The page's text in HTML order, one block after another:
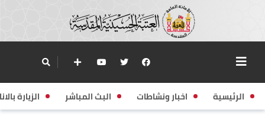
الرئيسية اخبار ونشاطات البث المباشر الزيارة